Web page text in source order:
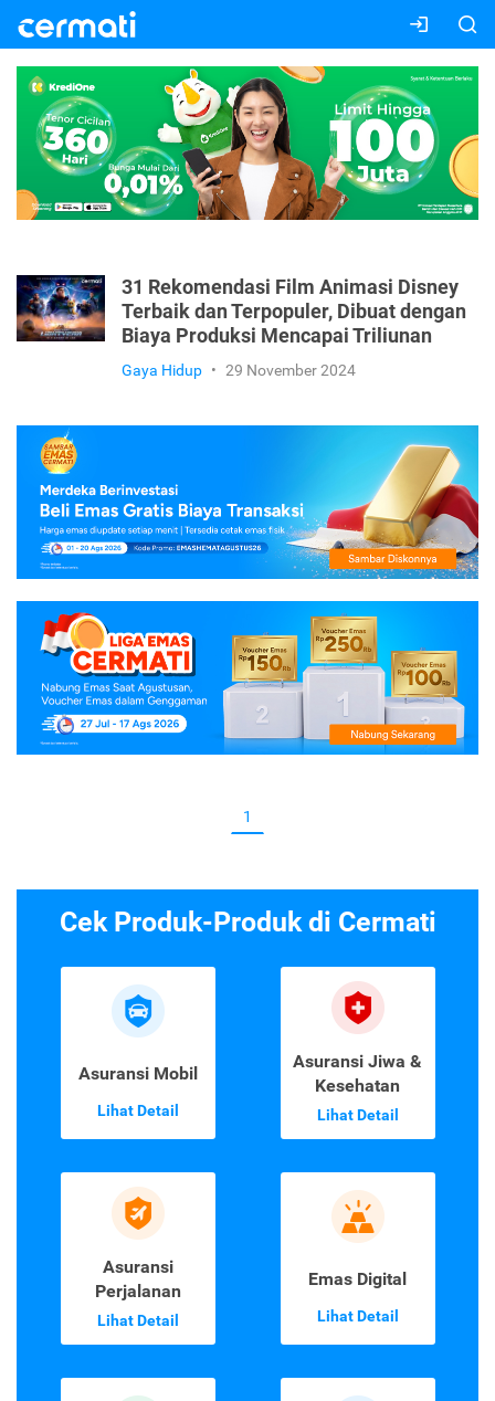
31 Rekomendasi Film Animasi Disney
Terbaik dan Terpopuler, Dibuat dengan
Biaya Produksi Mencapai Triliunan
Gaya Hidup • 29 November 2024
1
Cek Produk-Produk di Cermati
Asuransi Mobil
Lihat Detail
Asuransi Jiwa &
Kesehatan
Lihat Detail
Asuransi
Perjalanan
Lihat Detail
Emas Digital
Lihat Detail